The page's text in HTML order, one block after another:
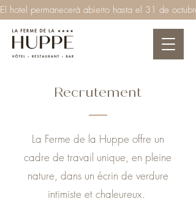
El hotel permanecerá abierto hasta el 31 de
Recrutement
La Ferme de la Huppe offre un
cadre de travail unique, en pleine
nature, dans un écrin de verdure
intimiste et chaleureux.